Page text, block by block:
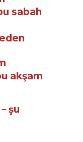
sabah
akşam
şu